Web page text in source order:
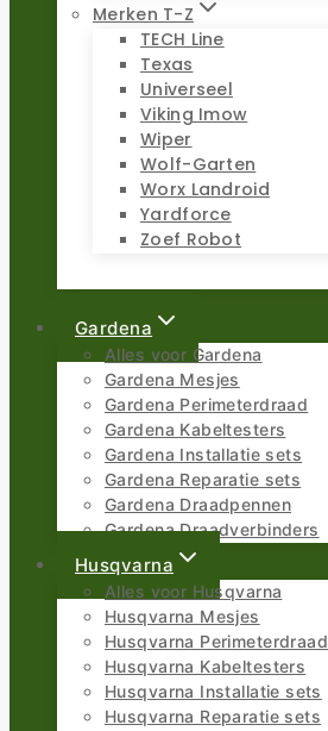
Merken T-Z
TECH Line
Texas
Universeel
Viking Imow
Wiper
Wolf-Garten
Worx Landroid
Yardforce
Zoef Robot
Gardena
Alles voor Gardena
Gardena Mesjes
Gardena Perimeterdraad
Gardena Kabeltesters
Gardena Installatie sets
Gardena Reparatie sets
Gardena Draadpennen
Gardena Draadverbinders
Husqvarna
Alles voor Husqvarna
Husqvarna Mesjes
Husqvarna Perimeterdraad
Husqvarna Kabeltesters
Husqvarna Installatie sets
Husqvarna Reparatie sets